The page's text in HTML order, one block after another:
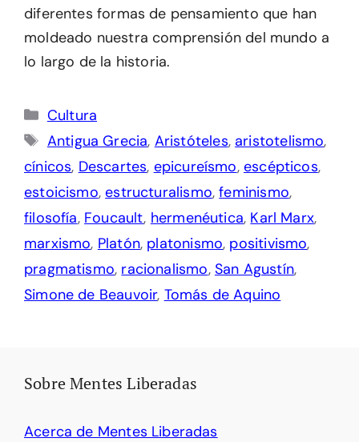
diferentes formas de pensamiento que han
moldeado nuestra comprensión del mundo a
lo largo de la historia.
Categorías
Cultura
Etiquetas
Antigua Grecia, Aristóteles, aristotelismo,
cínicos, Descartes, epicureísmo, escépticos,
estoicismo,estructuralismo,feminismo,
filosofía, Foucault, hermenéutica, Karl Marx,
marxismo, Platón, platonismo, positivismo,
pragmatismo, racionalismo, San Agustín,
Simone de Beauvoir, Tomás de Aquino
Sobre Mentes Liberadas
Acerca de Mentes Liberadas